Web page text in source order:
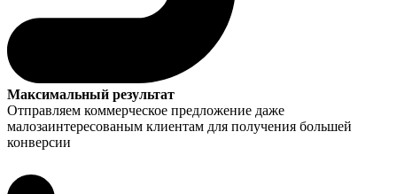
Максимальный результат
Отправляем коммерческое предложение даже
малозаинтересованым клиентам для получения большей
конверсии